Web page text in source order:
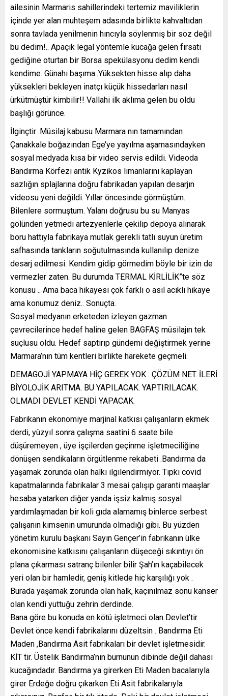
ailesinin Marmaris sahillerindeki tertemiz maviliklerin
içinde yer alan muhteşem adasında birlikte kahvaltıdan
sonra tavlada yenilmenin hıncıyla söylenmiş bir söz değil
bu dedim!.. Apaçık legal yöntemle kucağa gelen fırsatı
gediğine oturtan bir Borsa spekülasyonu dedim kendi
kendime. Günahı başıma..Yüksekten hisse alıp daha
yüksekleri bekleyen inatçı küçük hissedarları nasıl
ürkütmüştür kimbilir!! Vallahi ilk aklıma gelen bu oldu
başlığı görünce.
İlginçtir .Müsilaj kabusu Marmara nın tamamından
Çanakkale boğazından Ege’ye yayılma aşamasındayken
sosyal medyada kısa bir video servis edildi. Videoda
Bandırma Körfezi antik Kyzikos limanlarını kaplayan
sazlığın splajlarına doğru fabrikadan yapılan desarjın
videosu yeni değildi. Yıllar öncesinde görmüştüm.
Bilenlere sormuştum. Yalanı doğrusu bu su Manyas
gölünden yetmedi artezyenlerle çekilip depoya alınarak
boru hattıyla fabrikaya mutlak gerekli tatlı suyun üretim
safhasında tankların soğutulmasında kullanılıp denize
desarj edilmesi. Kendim gidip görmedim böyle bir izin de
vermezler zaten. Bu durumda TERMAL KİRLİLİK”te söz
konusu .. Ama baca hikayesi çok farklı o asıl acıklı hikaye
ama konumuz deniz.. Sonuçta.
Sosyal medyanın erketeden izleyen gazman
çevrecilerince hedef haline gelen BAGFAŞ müsilajın tek
suçlusu oldu. Hedef saptırıp gündemi değiştirmek yerine
Marmara’nın tüm kentleri birlikte harekete geçmeli.
DEMAGOJİ YAPMAYA HİÇ GEREK YOK . ÇÖZÜM NET. İLERİ
BİYOLOJİK ARITMA. BU YAPILACAK. YAPTIRILACAK.
OLMADI DEVLET KENDİ YAPACAK.
Fabrikanın ekonomiye marjinal katkısı çalışanların ekmek
derdi, yüzyıl sonra çalışma saatini 6 saate bile
düşüremeyen , üye işçilerden geçinme işletmeciliğine
dönüşen sendikaların örgütlenme rekabeti .Bandırma da
yaşamak zorunda olan halkı ilgilendirmiyor. Tıpkı covid
kapatmalarında fabrikalar 3 mesai çalışıp garanti maaşlar
hesaba yatarken diğer yanda işsiz kalmış sosyal
yardımlaşmadan bir koli gıda alamamış binlerce serbest
çalışanın kimsenin umurunda olmadığı gibi. Bu yüzden
yönetim kurulu başkanı Sayın Gençer’in fabrikanın ülke
ekonomisine katkısını çalışanların düşeceği sıkıntıyı ön
plana çıkarması satranç bilenler bilir Şah’ın kaçabilecek
yeri olan bir hamledir, geniş kitlede hiç karşılığı yok .
Burada yaşamak zorunda olan halk, kaçınılmaz sonu kanser
olan kendi yuttuğu zehrin derdinde.
Bana göre bu konuda en kötü işletmeci olan Devlet’tir.
Devlet önce kendi fabrikalarını düzeltsin . Bandırma Eti
Maden ,Bandırma Asit fabrikaları bir devlet işletmesidir.
KİT tir. Üstelik Bandırma’nın burnunun dibinde değil dahası
kucağındadır. Bandırma ya girerken Eti Maden bacalarıyla
girer Erdeğe doğru çıkarken Eti Asit fabrikalarıyla